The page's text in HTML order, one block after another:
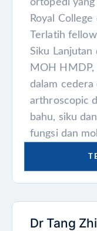
ortopedi
Royal
Terlatih
Siku Lanjutan
MOH HMDP,
dalam cedera
arthroscopic
bahu, siku
fungsi dan
Dr Tang